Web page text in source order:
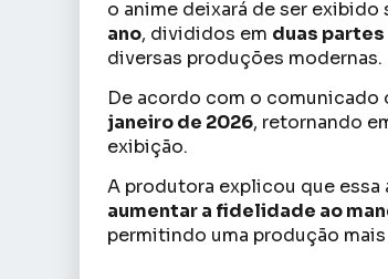
o anime deixará de ser exibido
ano, divididos em duas partes
diversas produções modernas.
De acordo com o comunicado
janeiro de 2026, retornando
exibição.
A produtora explicou que
aumentar a fidelidade ao
permitindo uma produção